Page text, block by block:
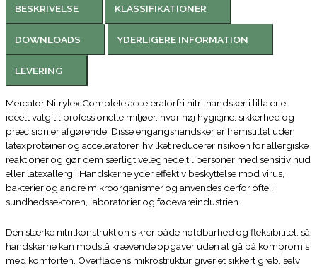
BESKRIVELSE KLASSIFIKATIONER
DOWNLOADS YDERLIGERE INFORMATION
LEVERING
Mercator Nitrylex Complete acceleratorfri nitrilhandsker i lilla er et
ideelt valg til professionelle miljøer, hvor høj hygiejne, sikkerhed og
præcision er afgørende. Disse engangshandsker er fremstillet uden
latexproteiner og acceleratorer, hvilket reducerer risikoen for allergiske
reaktioner og gør dem særligt velegnede til personer med sensitiv hud
eller latexallergi. Handskerne yder effektiv beskyttelse mod virus,
bakterier og andre mikroorganismer og anvendes derfor ofte i
sundhedssektoren, laboratorier og fødevareindustrien.
Den stærke nitrilkonstruktion sikrer både holdbarhed og fleksibilitet, så
handskerne kan modstå krævende opgaver uden at gå på kompromis
med komforten. Overfladens mikrostruktur giver et sikkert greb, selv